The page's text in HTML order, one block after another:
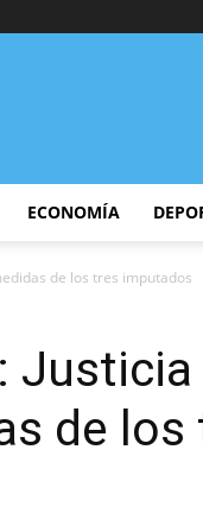
ECONOMÍA
de los tres imputados
Justicia
de los